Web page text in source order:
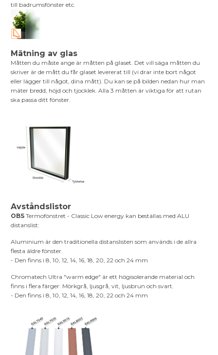
till badrumsfönster etc.
Mätning av glas
Måtten du måste ange är måtten på glaset. Det vill säga måtten du
skriver är de mått du får glaset levererat till (vi drar inte bort något
eller lägger till något, dina mått). Du kan se på bilden nedan hur man
mäter bredd, höjd och tjocklek. Alla 3 måtten är viktiga för att rutan
ska passa ditt fönster.
Avståndslistor
OBSTermofönstret - Classic Low energy kan beställas med ALU
distanslist:
Aluminium är den traditionella distanslisten som används i de allra
flesta äldre fönster.
- Den finns i 8, 10, 12, 14, 16, 18, 20, 22 och 24 mm
Chromatech Ultra "warm edge" är ett högisolerande material och
finns i flera färger: Mörkgrå, ljusgrå, vit, ljusbrun och svart.
- Den finns i 8, 10, 12, 14, 16, 18, 20, 22 och 24 mm